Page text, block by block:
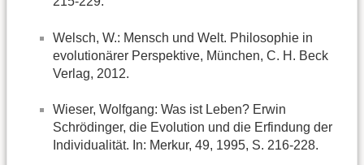
Welsch, W.: Mensch und Welt. Philosophie in
evolutionärer Perspektive, München, C. H. Beck
Verlag, 2012.
Wieser, Wolfgang: Was ist Leben? Erwin
Schrödinger, die Evolution und die Erfindung der
Individualität. In: Merkur, 49, 1995, S. 216-228.